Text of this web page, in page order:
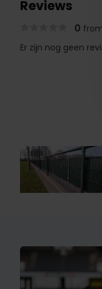
Reviews
0
Er zijn nog geen